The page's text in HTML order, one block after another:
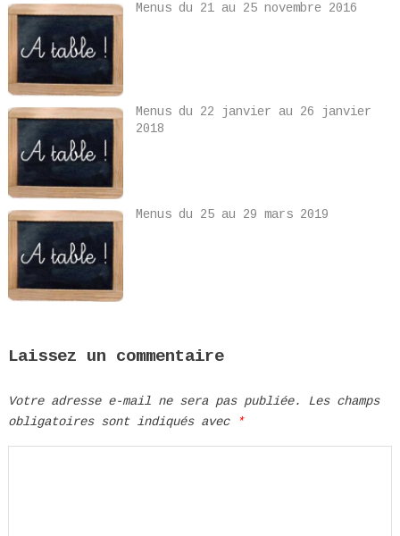
Menus du 21 au 25 novembre 2016
Menus du 22 janvier au 26 janvier
2018
Menus du 25 au 29 mars 2019
Laissez un commentaire
Votre adresse e-mail ne sera pas publiée.
Les champs
obligatoires sont indiqués avec
*